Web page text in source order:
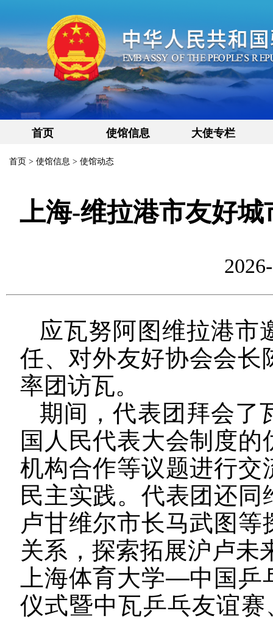
首页 使馆信息 大使专栏
首页 > 使馆信息 > 使馆动态
上海-维拉港市友好
应瓦努阿图维拉港市
任、对外友好协会会长
率团访瓦。
期间，代表团拜会了
国 人民代表大会制度的
机构合作等议题进行交
民主实践。 代表团还同
卢甘维尔市长马武图等
关系，探索拓展沪卢未
上海体育大学—中国乒
仪式暨中瓦乒乓友谊赛